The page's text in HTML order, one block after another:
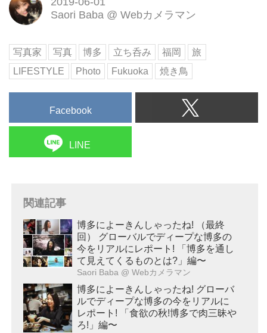
Saori Baba @ Webカメラマン
写真家 写真 博多 立ち呑み 福岡
旅
LIFESTYLE
Photo Fukuoka 焼き鳥
Facebook
LINE
関連記事
博多によーきんしゃったね! （最終
回） グローバルでディープな博多の
今をリアルにレポート! 「博多を通し
て見えてくるものとは?」編〜
Saori Baba @ Webカメラマン
博多によーきんしゃったね! グローバ
ルでディープな博多の今をリアルに
レポート! 「食欲の秋!博多で肉三昧や
ろ!」編〜